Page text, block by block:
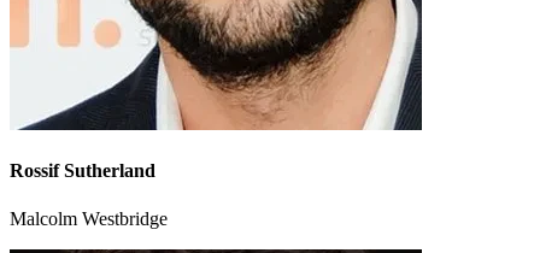
Rossif Sutherland
Malcolm Westbridge